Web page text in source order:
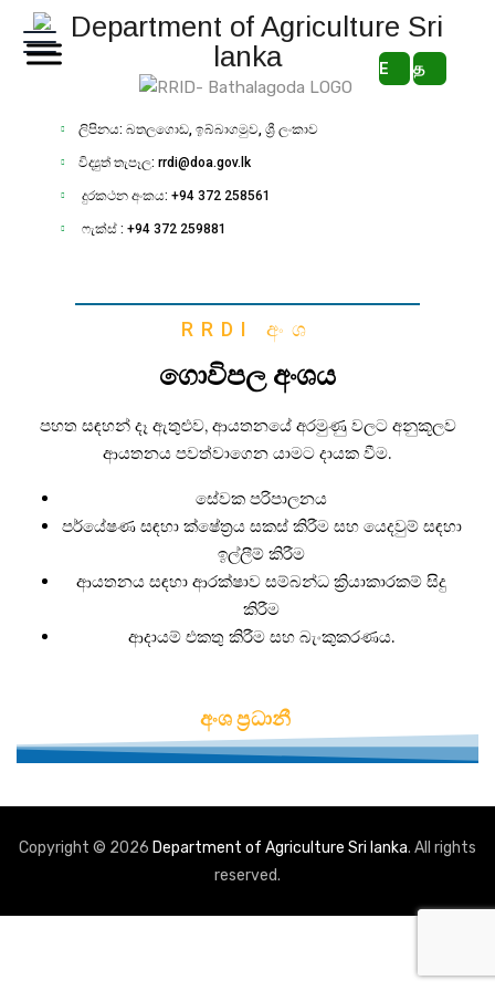
E த
ලිපිනය: බතලගොඩ, ඉබ්බාගමුව, ශ්‍රී ලංකාව
විද්‍යුත් තැපෑල: rrdi@doa.gov.lk
දුරකථන අංකය: +94 372 258561
ෆැක්ස් : +94 372 259881
RRDI අංශ
ගොවිපල අංශය
පහත සඳහන් දෑ ඇතුළුව, ආයතනයේ අරමුණු වලට අනුකූලව
ආයතනය පවත්වාගෙන යාමට දායක වීම.
සේවක පරිපාලනය
පර්යේෂණ සඳහා ක්ෂේත්‍රය සකස් කිරීම සහ යෙදවුම් සඳහා
ඉල්ලීම් කිරීම
ආයතනය සඳහා ආරක්ෂාව සම්බන්ධ ක්‍රියාකාරකම් සිදු
කිරීම
ආදායම් එකතු කිරීම සහ බැංකුකරණය.
කිරීම
අංශ ප්‍රධානී
Copyright © 2026 Department of Agriculture Sri lanka. All rights
reserved.